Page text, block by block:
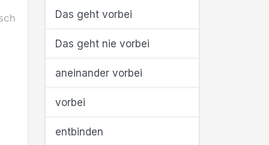
Das geht vorbei
Das geht nie vorbei
aneinander vorbei
vorbei
entbinden